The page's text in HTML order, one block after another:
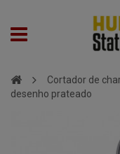
Cortador de
desenho prateado